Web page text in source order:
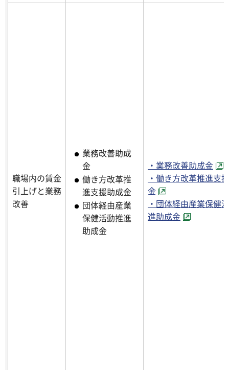
職場内の賃金
引上げと業務
改善
業務改善助成
金
働き方改革推
進支援助成金
団体経由産業
保健活動推進
助成金
・業務改善助成金
・働き方改革推進支
金
・団体経由産業保健
進助成金